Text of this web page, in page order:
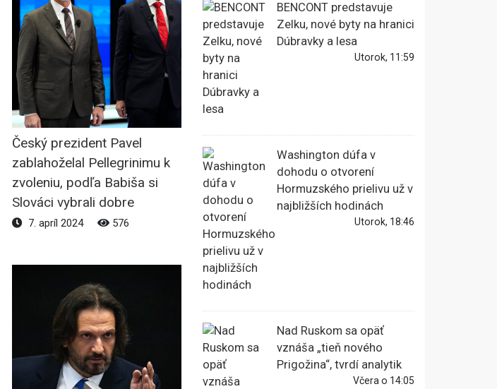
Český prezident Pavel
zablahoželal Pellegrinimu k
zvoleniu, podľa Babiša si
Slováci vybrali dobre
7. apríl 2024 576
BENCONT predstavuje
Zelku, nové byty na hranici
Dúbravky a lesa
Utorok, 11:59
Washington dúfa v
dohodu o otvorení
Hormuzského prielivu už v
najbližších hodinách
Utorok, 18:46
Nad Ruskom sa opäť
vznáša „tieň nového
Prigožina“, tvrdí analytik
Včera o 14:05